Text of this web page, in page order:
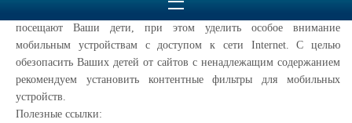
Убедительная просьба обратить внимание на сайты, которые
посещают Ваши дети, при этом уделить особое внимание
мобильным устройствам с доступом к сети Internet. С целью
обезопасить Ваших детей от сайтов с ненадлежащим содержанием
рекомендуем установить контентные фильтры для мобильных
устройств.
Полезные ссылки: